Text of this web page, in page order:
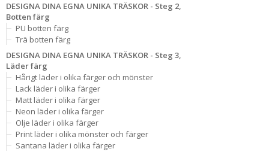
DESIGNA DINA EGNA UNIKA TRÄSKOR - Steg 2,
Botten färg
PU botten färg
Trä botten färg
DESIGNA DINA EGNA UNIKA TRÄSKOR - Steg 3,
Läder färg
Hårigt läder i olika färger och mönster
Lack läder i olika färger
Matt läder i olika färger
Neon läder i olika färger
Olje läder i olika färger
Print läder i olika mönster och färger
Santana läder i olika färger